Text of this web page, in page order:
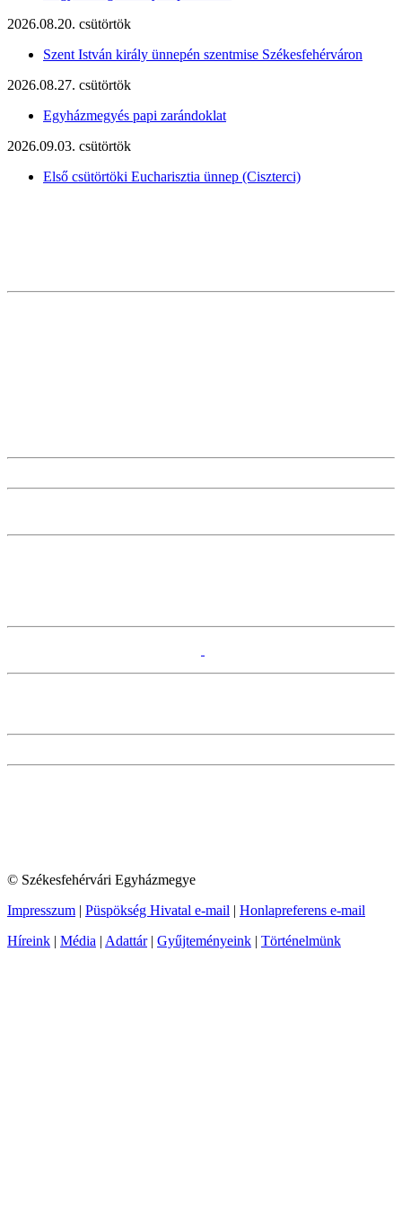
2026.08.20. csütörtök
Szent István király ünnepén szentmise Székesfehérváron
2026.08.27. csütörtök
Egyházmegyés papi zarándoklat
2026.09.03. csütörtök
Első csütörtöki Eucharisztia ünnep (Ciszterci)
© Székesfehérvári Egyházmegye
Impresszum | Püspökség Hivatal e-mail | Honlapreferens e-mail
Híreink | Média | Adattár| Gyűjteményeink | Történelmünk